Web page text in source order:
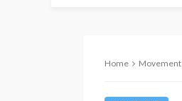
Home Movement